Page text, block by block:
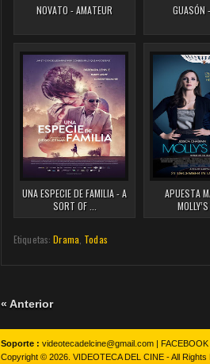
NOVATO - AMATEUR GUASÓN
UNA ESPECIE DE FAMILIA - A
SORT OF ...
APUESTA
Etiquetas:Drama Todas
« Anterior
Soporte : videotecadelcine@gmail.com | FACEBOOK
Copyright © 2026. VIDEOTECA DEL CINE - All